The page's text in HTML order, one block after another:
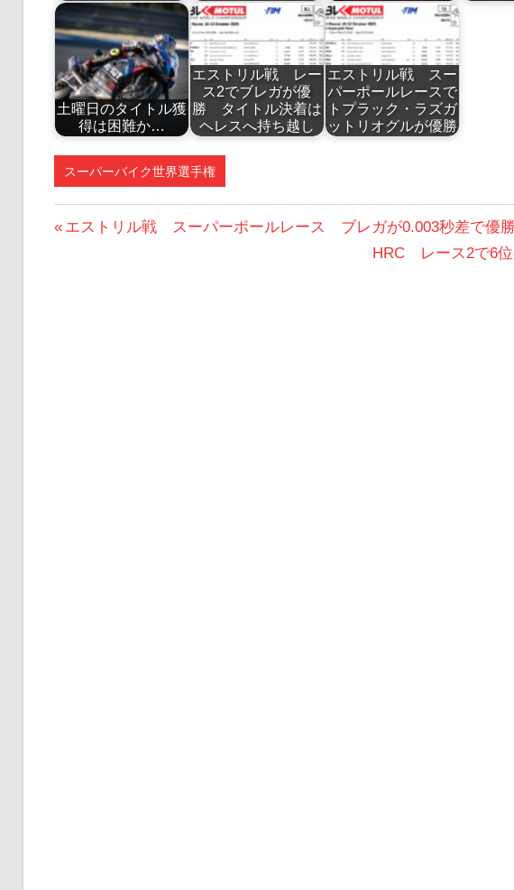
土曜日のタイトル獲
得は困難か…
エストリル戦 レー
ス2でブレガが優
勝 タイトル決着は
ヘレスへ持ち越し
エストリル戦 スー
パーポールレースで
トプラック・ラズガ
ットリオグルが優勝
スーパーバイク世界選手権
投
前
エストリル戦 スーパーポールレース ブレガが0.003秒差で優勝
次
HRC レース2で6位